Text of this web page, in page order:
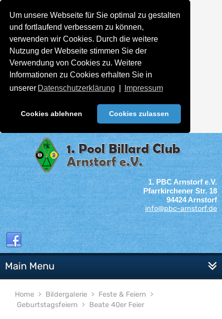
Um unsere Webseite für Sie optimal zu gestalten
und fortlaufend verbessern zu können,
verwenden wir Cookies. Durch die weitere
Nutzung der Webseite stimmen Sie der
Verwendung von Cookies zu. Weitere
Informationen zu Cookies erhalten Sie in
unserer Datenschutzerklärung Impressum
Cookies ablehnen Cookies zulassen
1. PBC Arnstorf e.V.
Pfarrkirchener Str. 18
94424 Arnstorf
info@pbc-arnstorf.de
Main Menu
Home Bildergalerie
Feste & Feiern
Geburtstagsfeiern
Beate 40er Feier